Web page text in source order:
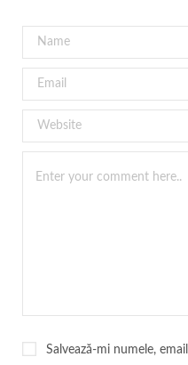
Salvează-mi numele,